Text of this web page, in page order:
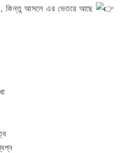
কিন্তু আসলে এর ভেতরে আছে